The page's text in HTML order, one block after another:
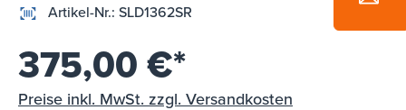
Artikel-Nr.: SLD1362SR
375,00 €*
Preise inkl. MwSt. zzgl. Versandkosten